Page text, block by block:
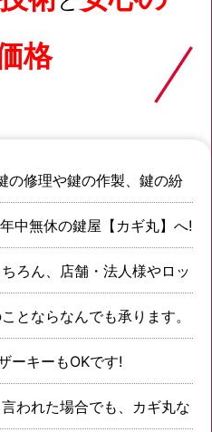
格
の修理や鍵の作製、鍵の紛
中無休の鍵屋【カギ丸】へ!
ろん、店舗・法人様やロッ
とならなんでも承ります。
ーキーもOKです!
われた場合でも、カギ丸な